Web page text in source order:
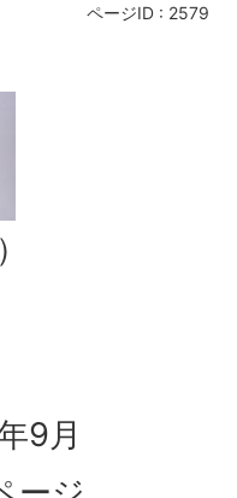
ページID : 2579
然編）
9月